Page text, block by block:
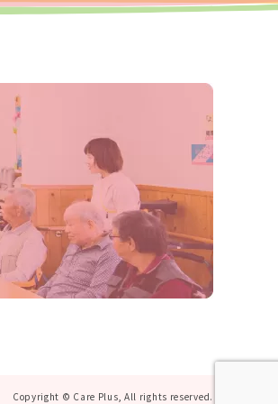
Copyright © Care Plus, All rights reserved.